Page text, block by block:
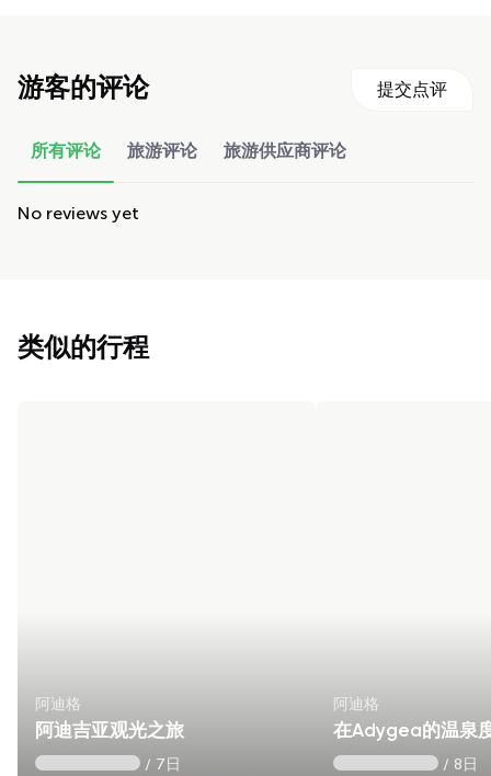
游客的评论 提交点评
所有评论 旅游评论 旅游供应商评论
No reviews yet
类似的行程
阿迪格
阿迪吉亚观光之旅
/ 7日
阿迪格
在Adygea的温泉
/ 8日